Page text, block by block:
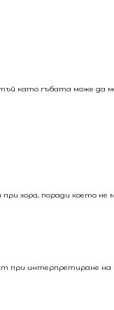
тъй като гъбата може да
хора, поради което не
при интерпретиране